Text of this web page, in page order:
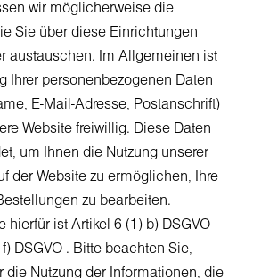
wir möglicherweise die
Sie über diese Einrichtungen
austauschen. Im Allgemeinen ist
Ihrer personenbezogenen Daten
E-Mail-Adresse, Postanschrift)
Website freiwillig. Diese Daten
um Ihnen die Nutzung unserer
der Website zu ermöglichen, Ihre
zu bearbeiten.
hierfür ist Artikel 6 (1) b) DSGVO
DSGVO . Bitte beachten Sie,
die Nutzung der Informationen, die